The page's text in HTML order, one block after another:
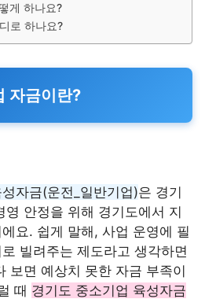
게 하나요?
로 하나요?
자금이란?
자금(운전_일반기업)은 경기
영 안정을 위해 경기도에서 지
요. 쉽게 말해, 사업 운영에 필
빌려주는 제도라고 생각하면
보면 예상치 못한 자금 부족이
때 경기도 중소기업 육성자금